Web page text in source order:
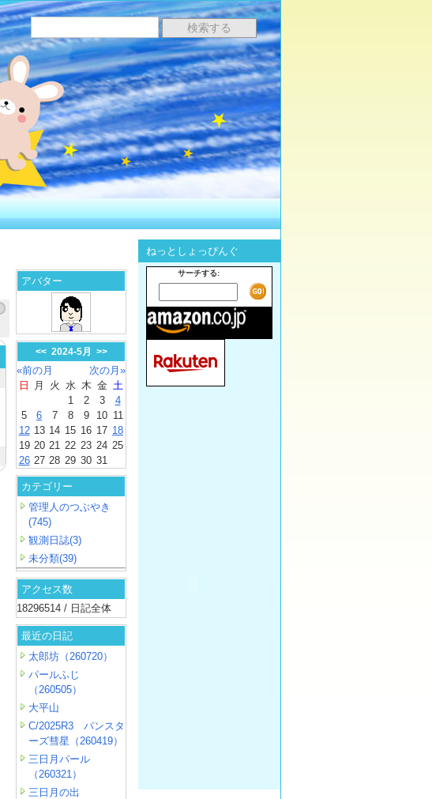
アバター
<< 2024-5月 >>
«前の月
次の月»
日
月 火 水 木 金 土
1
2 3
4
5
6 7 8 9 10 11
12 13 14 15 16 17 18
19 20 21 22 23 24 25
26 27 28 29 30 31
カテゴリー
管理人のつぶやき
(745)
観測日誌(3)
未分類(39)
アクセス数
18296514 / 日記全体
最近の日記
太郎坊（260720）
パールふじ
（260505）
大平山
C/2025R3 パンスタ
ーズ彗星（260419）
三日月パール
（260321）
三日月の出
ねっとしょっぴんぐ
サーチする: